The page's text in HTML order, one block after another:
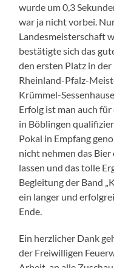
wurde um 0,3
war ja nicht vorbei.
Landesmeisterschaft
bestätigte sich das
den ersten Platz in
Rheinland-Pfalz-
Krümmel-
Erfolg ist man auch
in Böblingen
Pokal in Empfang
nicht nehmen das
lassen und das tolle
Begleitung der Band
ein langer und
Ende.
Ein herzlicher Dank
der Freiwilligen